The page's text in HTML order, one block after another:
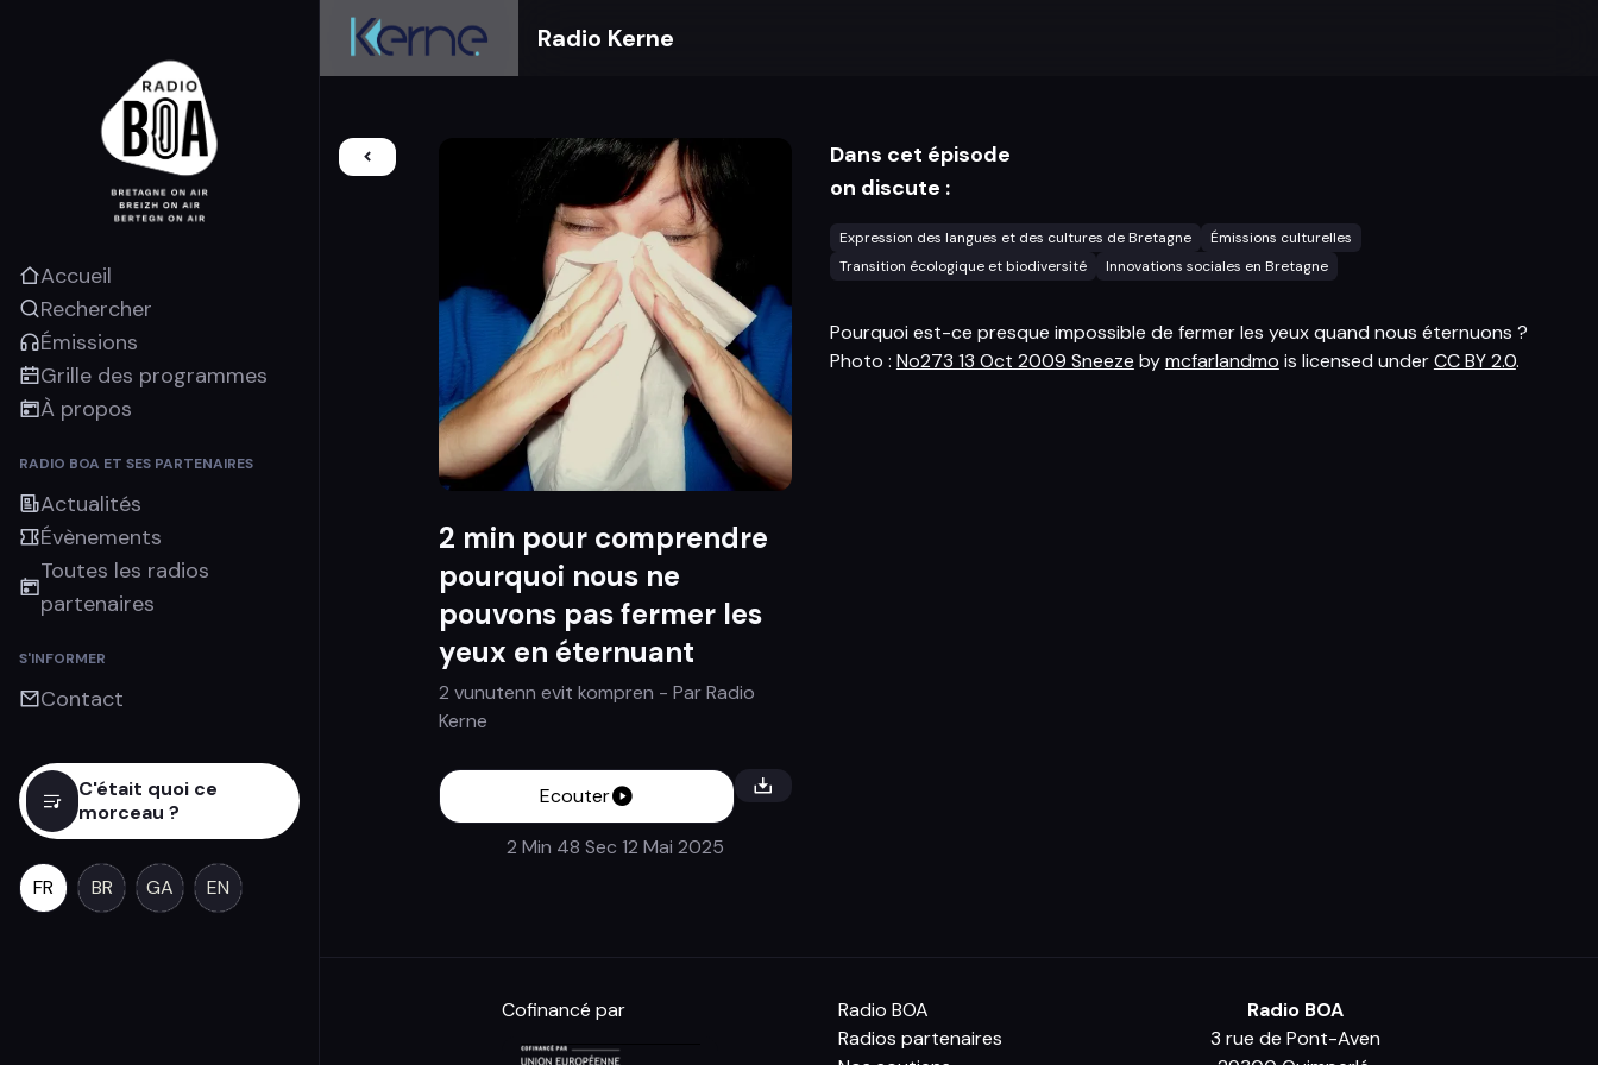
Accueil
Rechercher
Émissions
Grille des programmes
À propos
RADIO BOA ET SES PARTENAIRES
Actualités
Évènements
Toutes les radios
partenaires
S'INFORMER
Contact
C'était quoi ce
morceau ?
FR BR GA EN
Radio Kerne
2 min pour comprendre
pourquoi nous ne
pouvons pas fermer les
yeux en éternuant
2 vunutenn evit kompren - ParRadio
Kerne
Ecouter
2 Min 48 Sec 12 Mai 2025
Dans cet épisode
on discute :
Expression des langues et des cultures de Bretagne
Émissions culturelles
Transition écologique et biodiversité
Innovations sociales en Bretagne
Pourquoi est-ce presque impossible de fermer les yeux quand nous éternuons ?
Photo : No273 13 Oct 2009 Sneeze bymcfarlandmo is licensed underCC BY 2.0.
Cofinancé par
Radio BOA
Radios partenaires
Radio BOA
3 rue de Pont-Aven